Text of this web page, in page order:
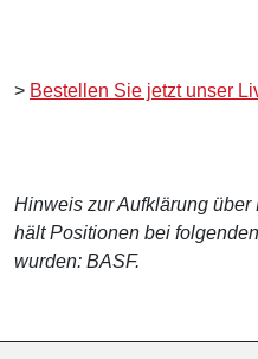
> Bestellen Sie jetzt unser
Hinweis zur Aufklärung
hält Positionen bei
wurden: BASF.